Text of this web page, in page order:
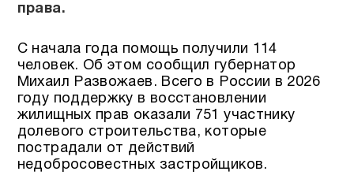
права.
С начала года помощь получили 114
человек. Об этом сообщил губернатор
Михаил Развожаев. Всего в России в 2026
году поддержку в восстановлении
жилищных прав оказали 751 участнику
долевого строительства, которые
пострадали от действий
недобросовестных застройщиков.